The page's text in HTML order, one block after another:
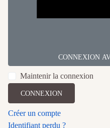
CONNEXION
Maintenir la connexion
CONNEXION
Créer un compte
Identifiant perdu ?